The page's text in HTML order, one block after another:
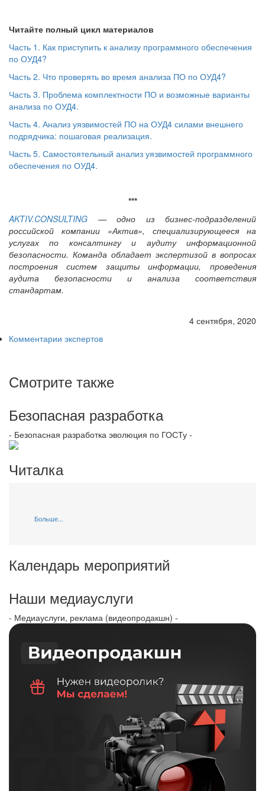
Читайте полный цикл материалов
Часть 1. Как приступить к анализу программного обеспечения
по ОУД4?
Часть 2. Что проверять во время анализа ПО по ОУД4?
Часть 3. Проблема комплектности ПО и возможные варианты
анализа по ОУД4.
Часть 4. Анализ уязвимостей ПО на ОУД4 силами внешнего
подрядчика: пошаговая реализация.
Часть 5. Самостоятельный анализ уязвимостей программного
обеспечения по ОУД4.
***
AKTIV.CONSULTING — одно из бизнес-подразделений
российской компании «Актив», специализирующееся на
услугах по консалтингу и аудиту информационной
безопасности. Команда обладает экспертизой в вопросах
построения систем защиты информации, проведения
аудита безопасности и анализа соответствия
стандартам.
4 сентября, 2020
Комментарии экспертов
Смотрите также
Безопасная разработка
- Безопасная разработка эволюция по ГОСТу -
Читалка
Больше...
Календарь мероприятий
Наши медиауслуги
- Медиауслуги, реклама (видеопродакшн) -